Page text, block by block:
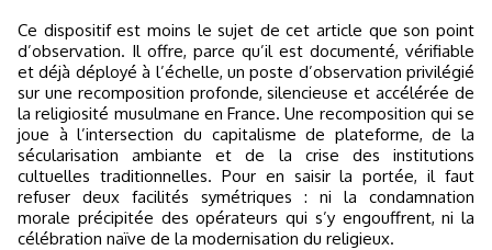
Ce dispositif est moins le sujet de cet article que son point
d’observation. Il offre, parce qu’il est documenté, vérifiable
et déjà déployé à l’échelle, un poste d’observation privilégié
sur une recomposition profonde, silencieuse et accélérée de
la religiosité musulmane en France. Une recomposition qui se
joue à l’intersection du capitalisme de plateforme, de la
sécularisation ambiante et de la crise des institutions
cultuelles traditionnelles. Pour en saisir la portée, il faut
refuser deux facilités symétriques : ni la condamnation
morale précipitée des opérateurs qui s’y engouffrent, ni la
célébration naïve de la modernisation du religieux.